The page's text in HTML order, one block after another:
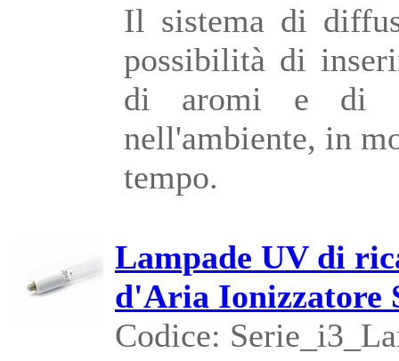
Il sistema di
possibilità di
di aromi e di
nell'ambiente, in
tempo.
Lampade UV di
d'Aria Ionizzatore
Codice: